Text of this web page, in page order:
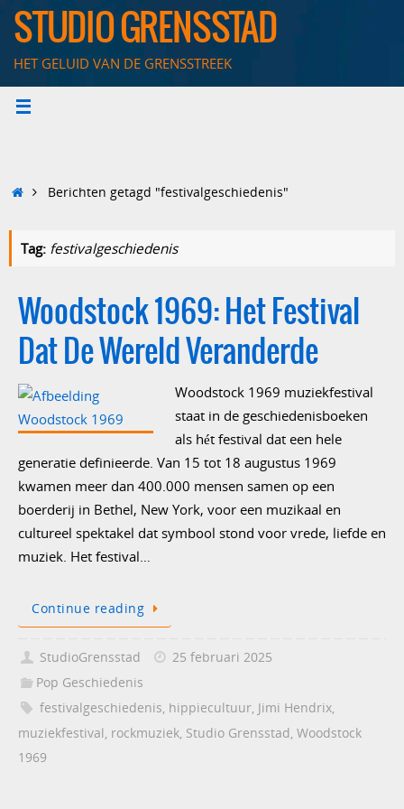
Ga
naarSTUDIO GRENSSTAD
HET GELUID VAN DE GRENSSTREEK
HomeBerichten getagd "festivalgeschiedenis"
Tag: festivalgeschiedenis
Woodstock 1969: Het Festival
Dat De Wereld Veranderde
Woodstock 1969 muziekfestival
staat in de geschiedenisboeken
als hét festival dat een hele
generatie definieerde. Van 15 tot 18 augustus 1969
kwamen meer dan 400.000 mensen samen op een
boerderij in Bethel, New York, voor een muzikaal en
cultureel spektakel dat symbool stond voor vrede, liefde en
muziek. Het festival…
Continue reading
StudioGrensstad
25 februari 2025
Pop Geschiedenis
festivalgeschiedenis, hippiecultuur, Jimi Hendrix,
muziekfestival, rockmuziek, Studio Grensstad, Woodstock
1969